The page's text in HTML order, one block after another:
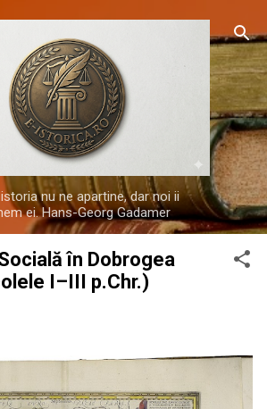
la conținutul principal
nu ne apartine, dar noi ii
ei. Hans-Georg Gadamer
în Dobrogea
I–III p.Chr.)